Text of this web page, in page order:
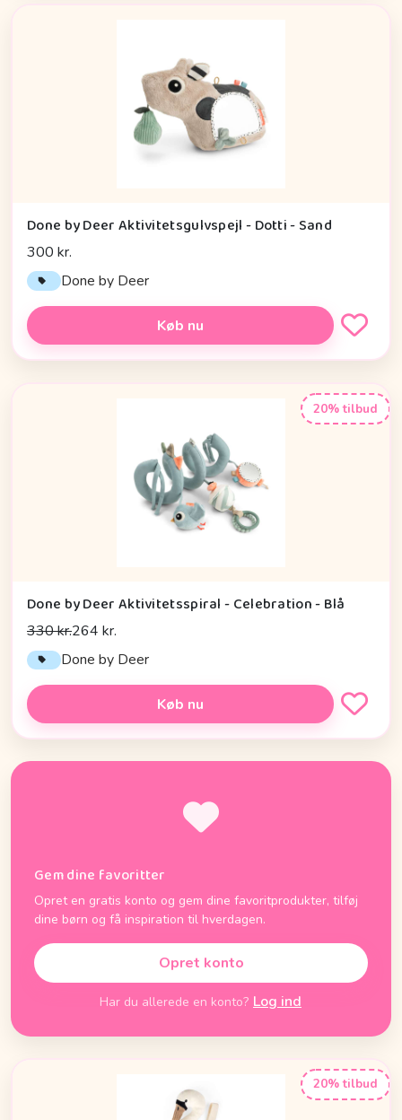
Done by Deer Aktivitetsgulvspejl - Dotti - Sand
300 kr.
Done by Deer
Køb nu
20% tilbud
Done by Deer Aktivitetsspiral - Celebration - Blå
330 kr.264 kr.
Done by Deer
Køb nu
Gem dine favoritter
Opret en gratis konto og gem dine favoritprodukter, tilføj
dine børn og få inspiration til hverdagen.
Opret konto
Har du allerede en konto? Log ind
20% tilbud